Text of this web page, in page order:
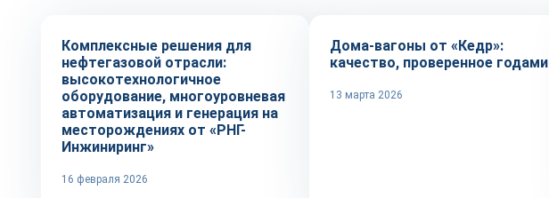
Комплексные решения для
нефтегазовой отрасли:
высокотехнологичное
оборудование, многоуровневая
автоматизация и генерация на
месторождениях от «РНГ-
Инжиниринг»
16 февраля 2026
Дома-вагоны от «Кедр»:
качество, проверенное годами
13 марта 2026